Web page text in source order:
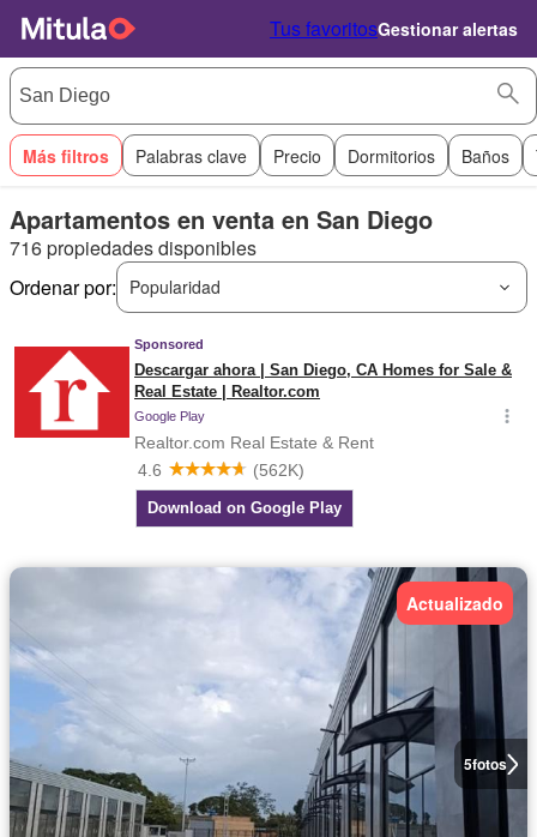
Tus favoritosGestionar alertas
Más filtros Palabras clave Precio Dormitorios Baños
Apartamentos en venta en San Diego
716 propiedades disponibles
Ordenar por:
Popularidad
5fotos
Actualizado